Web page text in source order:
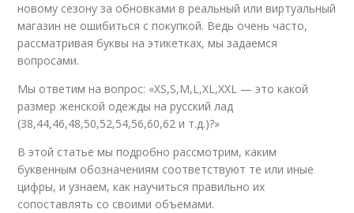
новому сезону за обновками в реальный или виртуальный
магазин не ошибиться с покупкой. Ведь очень часто,
рассматривая буквы на этикетках, мы задаемся
вопросами.
Мы ответим на вопрос: «ХS,S,M,L,XL,XXL — это какой
размер женской одежды на русский лад
(38,44,46,48,50,52,54,56,60,62 и т.д.)?»
В этой статье мы подробно рассмотрим, каким
буквенным обозначениям соответствуют те или иные
цифры, и узнаем, как научиться правильно их
сопоставлять со своими объемами.